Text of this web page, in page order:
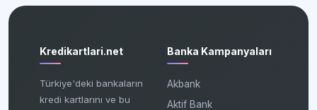
Kredikartlari.net
Türkiye'deki bankaların
kredi kartlarını ve bu
Banka Kampanyaları
Akbank
Aktif Bank